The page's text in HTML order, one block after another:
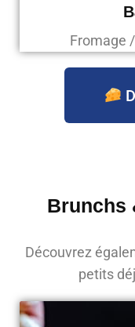
Fromage
Brunchs
Découvrez
petits